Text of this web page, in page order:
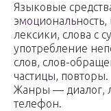
Языковые
лексики, слова с
употребление
слов, слов-
частицы, повторы.
Жанры — диалог,
телефон.